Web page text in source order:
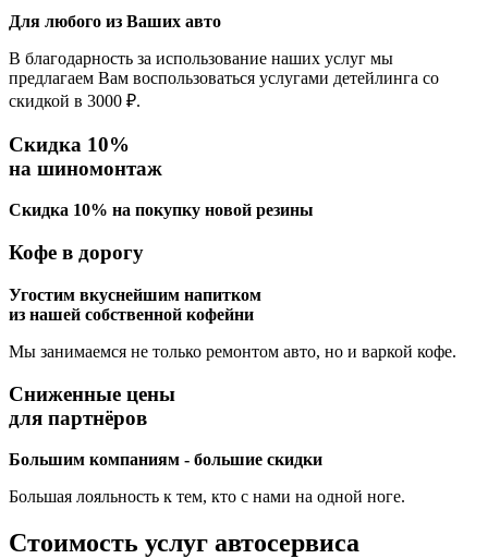
Для любого из Ваших авто
В благодарность за использование наших услуг мы
предлагаем Вам воспользоваться услугами детейлинга со
скидкой в 3000 ₽.
Скидка 10%
на шиномонтаж
Скидка 10% на покупку новой резины
Кофе в дорогу
Угостим вкуснейшим напитком
из нашей собственной кофейни
Мы занимаемся не только ремонтом авто, но и варкой кофе.
Сниженные цены
для партнёров
Большим компаниям - большие скидки
Большая лояльность к тем, кто с нами на одной ноге.
Стоимость услуг автосервиса